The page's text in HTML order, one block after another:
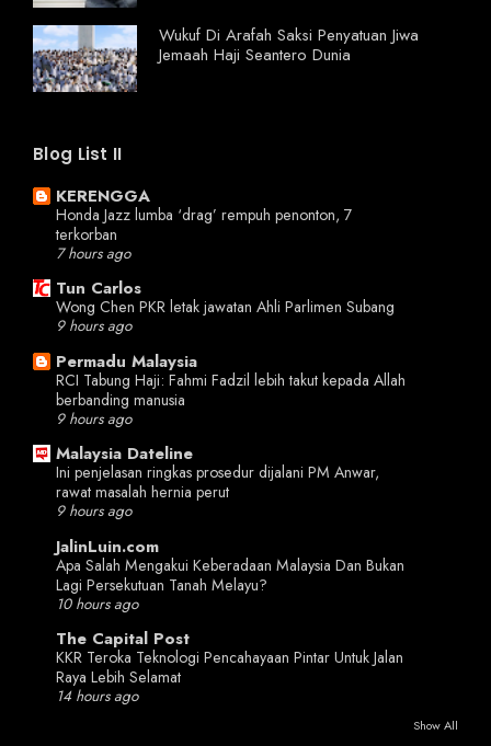
Wukuf Di Arafah Saksi Penyatuan Jiwa
Jemaah Haji Seantero Dunia
Blog List II
KERENGGA
Honda Jazz lumba ‘drag’ rempuh penonton, 7
terkorban
7 hours ago
Tun Carlos
Wong Chen PKR letak jawatan Ahli Parlimen Subang
9 hours ago
Permadu Malaysia
RCI Tabung Haji: Fahmi Fadzil lebih takut kepada Allah
berbanding manusia
9 hours ago
Malaysia Dateline
Ini penjelasan ringkas prosedur dijalani PM Anwar,
rawat masalah hernia perut
9 hours ago
JalinLuin.com
Apa Salah Mengakui Keberadaan Malaysia Dan Bukan
Lagi Persekutuan Tanah Melayu?
10 hours ago
The Capital Post
KKR Teroka Teknologi Pencahayaan Pintar Untuk Jalan
Raya Lebih Selamat
14 hours ago
Show All